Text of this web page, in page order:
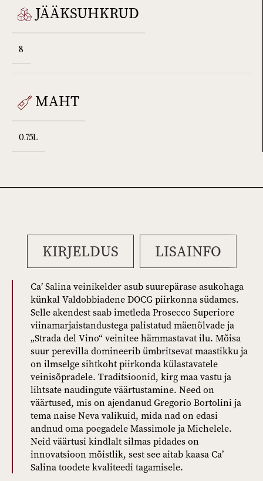
JÄÄKSUHKRUD
8
MAHT
0.75L
KIRJELDUS LISAINFO
Ca’ Salina veinikelder asub suurepärase asukohaga
künkal Valdobbiadene DOCG piirkonna südames.
Selle akendest saab imetleda Prosecco Superiore
viinamarjaistandustega palistatud mäenõlvade ja
„Strada del Vino“ veinitee hämmastavat ilu. Mõisa
suur perevilla domineerib ümbritsevat maastikku ja
on ilmselge sihtkoht piirkonda külastavatele
veinisõpradele. Traditsioonid, kirg maa vastu ja
lihtsate naudingute väärtustamine. Need on
väärtused, mis on ajendanud Gregorio Bortolini ja
tema naise Neva valikuid, mida nad on edasi
andnud oma poegadele Massimole ja Michelele.
Neid väärtusi kindlalt silmas pidades on
innovatsioon mõistlik, sest see aitab kaasa Ca’
Salina toodete kvaliteedi tagamisele.